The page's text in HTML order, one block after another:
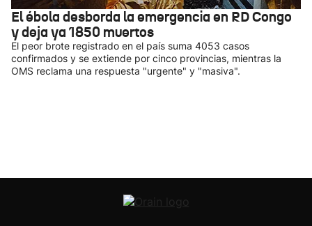
El ébola desborda la emergencia en RD Congo
y deja ya 1850 muertos
El peor brote registrado en el país suma 4053 casos
confirmados y se extiende por cinco provincias, mientras la
OMS reclama una respuesta "urgente" y "masiva".